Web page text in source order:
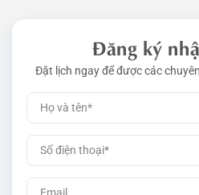
Đăng ký
Đặt lịch ngay để được các